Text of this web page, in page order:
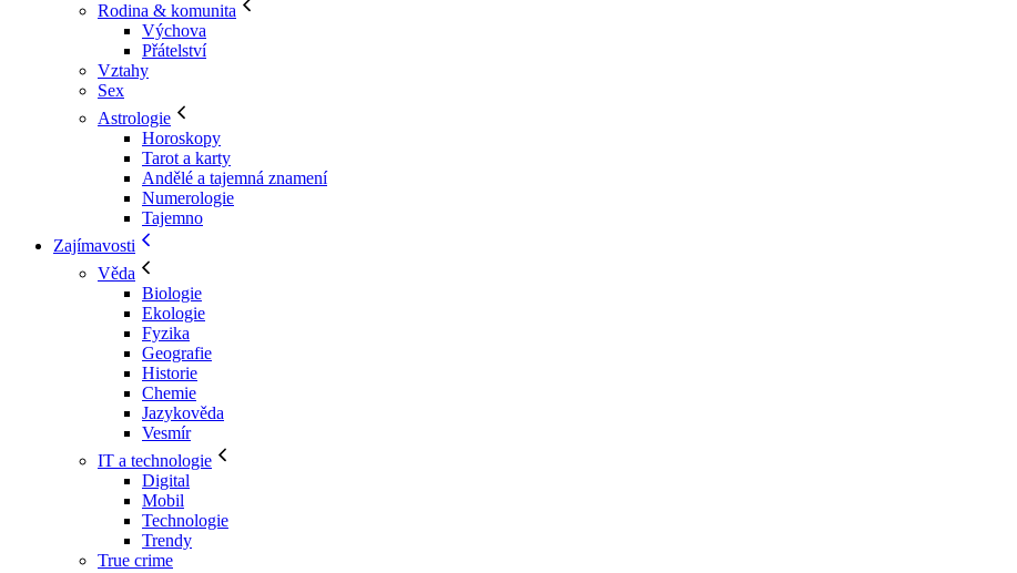
Rodina & komunita
Výchova
Přátelství
Vztahy
Sex
Astrologie
Horoskopy
Tarot a karty
Andělé a tajemná znamení
Numerologie
Tajemno
Zajímavosti
Věda
Biologie
Ekologie
Fyzika
Geografie
Historie
Chemie
Jazykověda
Vesmír
IT a technologie
Digital
Mobil
Technologie
Trendy
True crime